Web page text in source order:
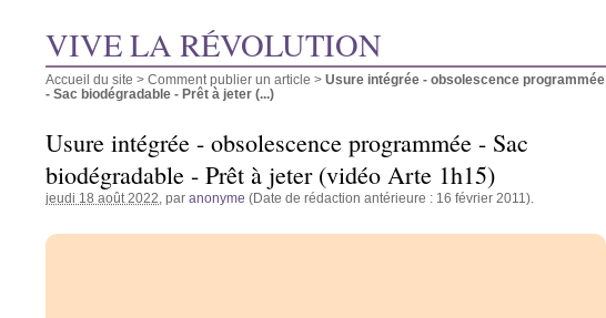
VIVE LA RÉVOLUTION
Accueil du site > Comment publier un article > Usure intégrée - obsolescence programmée
- Sac biodégradable - Prêt à jeter (...)
Usure intégrée - obsolescence programmée - Sac
biodégradable - Prêt à jeter (vidéo Arte 1h15)
jeudi 18 août 2022 , par anonyme (Date de rédaction antérieure : 16 février 2011).